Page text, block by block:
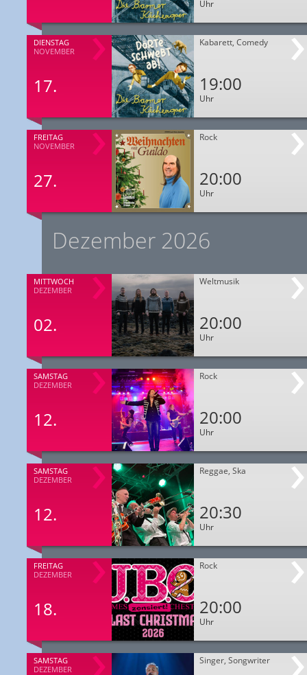
Uhr
DIENSTAG
NOVEMBER
17.
Kabarett, Comedy
19:00
Uhr
FREITAG
NOVEMBER
27.
Rock
20:00
Uhr
Dezember 2026
MITTWOCH
DEZEMBER
02.
Weltmusik
20:00
Uhr
SAMSTAG
DEZEMBER
12.
Rock
20:00
Uhr
SAMSTAG
DEZEMBER
12.
Reggae, Ska
20:30
Uhr
FREITAG
DEZEMBER
18.
Rock
20:00
Uhr
SAMSTAG
DEZEMBER
Singer, Songwriter